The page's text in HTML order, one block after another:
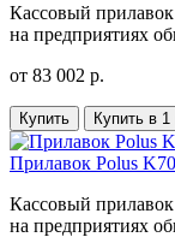
Кассовый
на предприятиях
от 83 002 р.
Купить Купить в 1
Прилавок Polus
Кассовый
на предприятиях